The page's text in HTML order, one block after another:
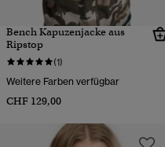
Bench Kapuzenjacke aus
Ripstop
(1)
Weitere Farben verfügbar
CHF 129,00